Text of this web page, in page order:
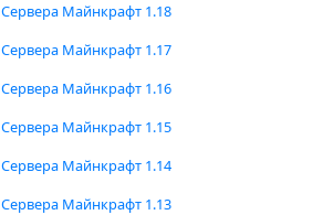
Сервера Майнкрафт 1.18
Сервера Майнкрафт 1.17
Сервера Майнкрафт 1.16
Сервера Майнкрафт 1.15
Сервера Майнкрафт 1.14
Сервера Майнкрафт 1.13